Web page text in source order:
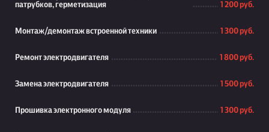
патрубков, герметизация
1 200 руб.
Монтаж/демонтаж встроенной техники 1 300 руб.
Ремонт электродвигателя 1 800 руб.
Замена электродвигателя 1 500 руб.
Прошивка электронного модуля 1 300 руб.